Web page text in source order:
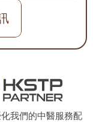
我們的中醫服務配